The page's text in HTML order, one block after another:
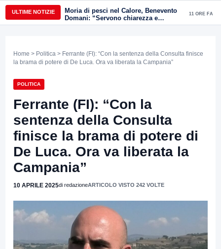
ULTIME NOTIZIE
Moria di pesci nel Calore, Benevento
Domani: “Servono chiarezza e
approfondimenti sulla gestione
11 ORE FA
Home > Politica > Ferrante (FI): “Con la sentenza della Consulta finisce
la brama di potere di De Luca. Ora va liberata la Campania”
POLITICA
Ferrante (FI): “Con la
sentenza della Consulta
finisce la brama di potere di
De Luca. Ora va liberata la
Campania”
10 APRILE 2025di redazioneARTICOLO VISTO 242 VOLTE